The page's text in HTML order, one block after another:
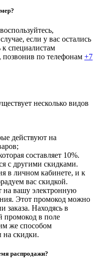
если у вас остались
специалистам
по телефонам +7
несколько видов
действуют на
составляет 10%.
с другими скидками.
в личном кабинете, и к
вас скидкой.
на вашу электронную
Этот промокод можно
заказа. Находясь в
промокод в поле
же способом
на скидки.
распродажи?